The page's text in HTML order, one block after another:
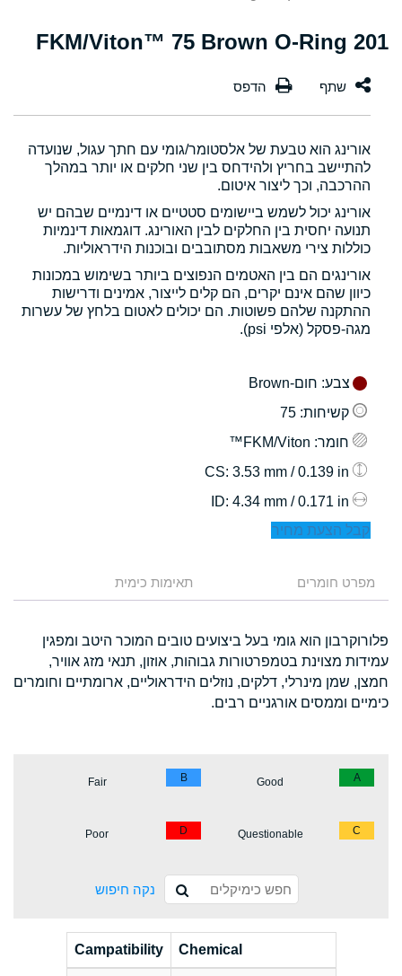
201 FKM/Viton™ 75 Brown O-Ring
אורינג הוא טבעת של אלסטומר/גומי עם חתך עגול, שנועדה
להתיישב בחריץ ולהידחס בין שני חלקים או יותר במהלך
ההרכבה, וכך ליצור איטום.
אורינג יכול לשמש ביישומים סטטיים או דינמיים שבהם יש
תנועה יחסית בין החלקים לבין האורינג. דוגמאות דינמיות
כוללות צירי משאבות מסתובבים ובוכנות הידראוליות.
אורינגים הם בין האטמים הנפוצים ביותר בשימוש במכונות
כיוון שהם אינם יקרים, הם קלים לייצור, אמינים ודרישות
ההתקנה שלהם פשוטות. הם יכולים לאטום בלחץ של עשרות
מגה-פסקל (אלפי psi).
צבע: חום-Brown
קשיחות: 75
חומר: FKM/Viton™
: 3.53 mm / 0.139 in
: 4.34 mm / 0.171 in
קבל הצעת מחיר
מפרט חומרים תאימות כימית
פלורוקרבון הוא גומי בעל ביצועים טובים המוכר היטב ומפגין
עמידות מצוינת בטמפרטורות גבוהות, אוזון, תנאי מזג אוויר,
חמצן, שמן מינרלי, דלקים, נוזלים הידראוליים, ארומתיים וחומרים
כימיים וממסים אורגניים רבים.
A
Good
B
Fair
C
Questionable
D
Poor
נקה חיפוש
Chemical
Campatibility